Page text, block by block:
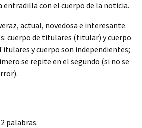
entradilla con el cuerpo de la noticia.
actual, novedosa e interesante.
cuerpo de titulares (titular) y cuerpo
y cuerpo son independientes;
se repite en el segundo (si no se
2 palabras.